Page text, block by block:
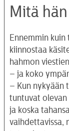
Mitä
Ennemmin
kiinnostaa
hahmon
– ja koko
– Kun nykyään
tuntuvat
ja koska
vaihdettavissa,